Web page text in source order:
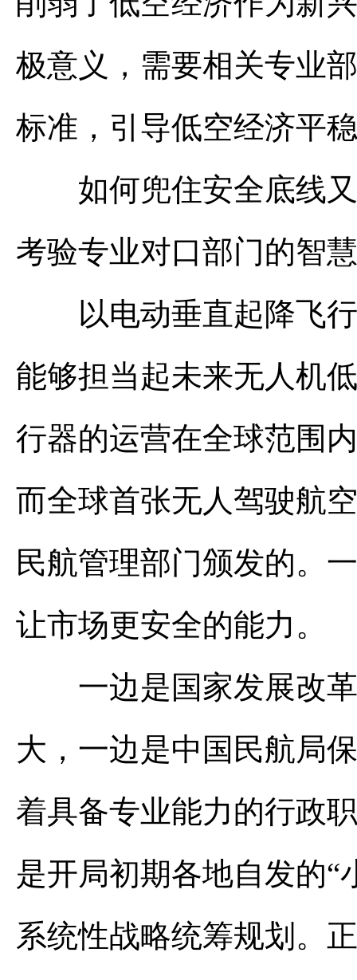
极意义，需要相关专业
标准，引导低空经济平
如何兜住安全底线又
考验专业对口部门的智
以电动垂直起降飞行
能够担当起未来无人机
行器的运营在全球范围
而全球首张无人驾驶航
民航管理部门颁发的。
让市场更安全的能力。
一边是国家发展改革
大，一边是中国民航局
着具备专业能力的行政
是开局初期各地自发的“
系统性战略统筹规划。